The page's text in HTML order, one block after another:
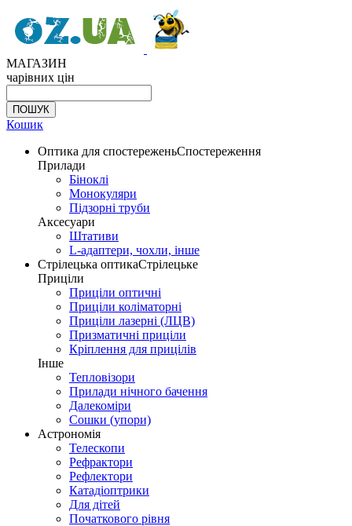
МАГАЗИН
чарівних цін
Кошик
Оптика для спостереженьСпостереження
Прилади
Біноклі
Монокуляри
Підзорні труби
Аксесуари
Штативи
L-адаптери, чохли, інше
Стрілецька оптикаСтрілецьке
Приціли
Приціли оптичні
Приціли коліматорні
Приціли лазерні (ЛЦВ)
Призматичні приціли
Кріплення для прицілів
Інше
Тепловізори
Прилади нічного бачення
Далекоміри
Сошки (упори)
Астрономія
Телескопи
Рефрактори
Рефлектори
Катадіоптрики
Для дітей
Початкового рівня